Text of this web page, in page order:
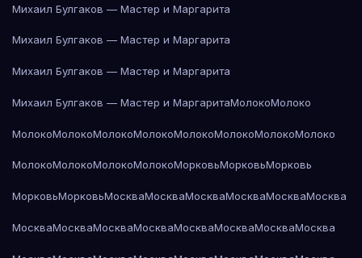
Михаил Булгаков — Мастер и Маргарита
Михаил Булгаков — Мастер и Маргарита
Михаил Булгаков — Мастер и Маргарита
Михаил Булгаков — Мастер и МаргаритаМолокоМолоко
МолокоМолокоМолокоМолокоМолокоМолокоМолокоМолоко
МолокоМолокоМолокоМолокоМорковьМорковьМорковь
МорковьМорковьМоскваМоскваМоскваМоскваМоскваМосква
МоскваМоскваМоскваМоскваМоскваМоскваМоскваМосква